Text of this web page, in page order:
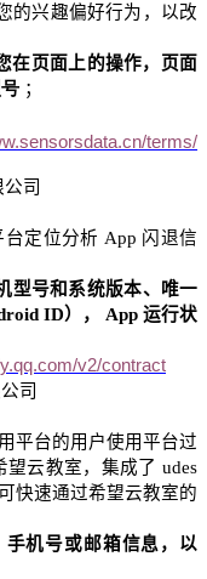
的兴趣偏好行为，以改
在页面上的操作，页面
；
terms/
司
台定位分析 App 闪退信
型号和系统版本、唯一
ID）， App 运行状
v2/contract
司
平台的用户使用平台过
云教室，集成了 udes
快速通过希望云教室的
手机号或邮箱信息，以